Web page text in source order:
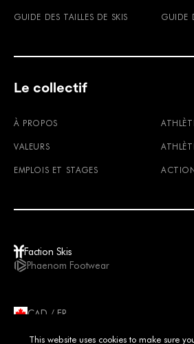
GUIDE DES TAILLES DE SKIS GUIDE
Le collectif
À PROPOS
VALEURS
EMPLOIS ET STAGES
Faction Skis
Phaenom Footwear
CAD / FR
IMPRIMERMENTIONS LÉGALES
This website uses cookies to make sure